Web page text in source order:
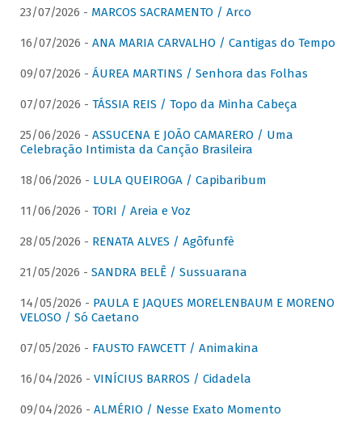
23/07/2026 - MARCOS SACRAMENTO / Arco
16/07/2026 - ANA MARIA CARVALHO / Cantigas do Tempo
09/07/2026 - ÁUREA MARTINS / Senhora das Folhas
07/07/2026 - TÁSSIA REIS / Topo da Minha Cabeça
25/06/2026 - ASSUCENA E JOÃO CAMARERO / Uma
Celebração Intimista da Canção Brasileira
18/06/2026 - LULA QUEIROGA / Capibaribum
11/06/2026 - TORI / Areia e Voz
28/05/2026 - RENATA ALVES / Agôfunfè
21/05/2026 - SANDRA BELÊ / Sussuarana
14/05/2026 - PAULA E JAQUES MORELENBAUM E MORENO
VELOSO / Só Caetano
07/05/2026 - FAUSTO FAWCETT / Animakina
16/04/2026 - VINÍCIUS BARROS / Cidadela
09/04/2026 - ALMÉRIO / Nesse Exato Momento